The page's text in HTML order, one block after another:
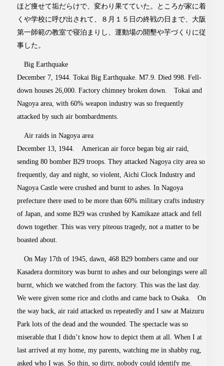
ほど痩せて垢だらけで、変わり果てていた。ところが家に着
くや学校に呼び出されて、８月１５日の終戦の日まで、大阪
第一師範の教室で寝泊まりし、運動場の開墾や芋づくりに従
事した。
Big Earthquake
December 7, 1944. Tokai Big Earthquake. M7.9. Died 998. Fell-
down houses 26,000. Factory chimney broken down. Tokai and
Nagoya area, with 60% weapon industry was so frequently
attacked by such air bombardments.
Air raids in Nagoya area
December 13, 1944. American air force began big air raid,
sending 80 bomber B29 troops. They attacked Nagoya city area so
frequently, day and night, so violent, Aichi Clock Industry and
Nagoya Castle were crushed and burnt to ashes. In Nagoya
prefecture there used to be more than 60% military crafts industry
of Japan, and some B29 was crushed by Kamikaze attack and fell
down together. This was very piteous tragedy, not a matter to be
boasted about.
On May 17th of 1945, dawn, 468 B29 bombers came and our
Kasadera dormitory was burnt to ashes and our belongings were all
burnt, which we watched from the factory. This was the last day.
We were given some rice and cloths and came back to Osaka. On
the way back, air raid attacked us repeatedly and I saw at Maizuru
Park lots of the dead and the wounded. The spectacle was so
miserable that I didn’t know how to depict them at all. When I at
last arrived at my home, my parents, watching me in shabby rug,
asked who I was. So thin, so dirty, nobody could identify me.